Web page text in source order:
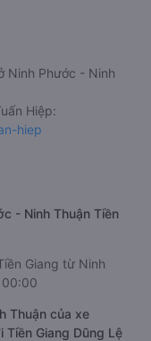
Ninh Phước - Ninh
Hiệp:
hiep
- Ninh Thuận Tiền
Giang từ Ninh
00:00
Thuận của xe
Tiền Giang Dũng Lệ